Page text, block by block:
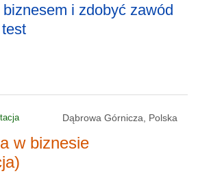
i zdobyć zawód
Dąbrowa Górnicza, Polska
w biznesie